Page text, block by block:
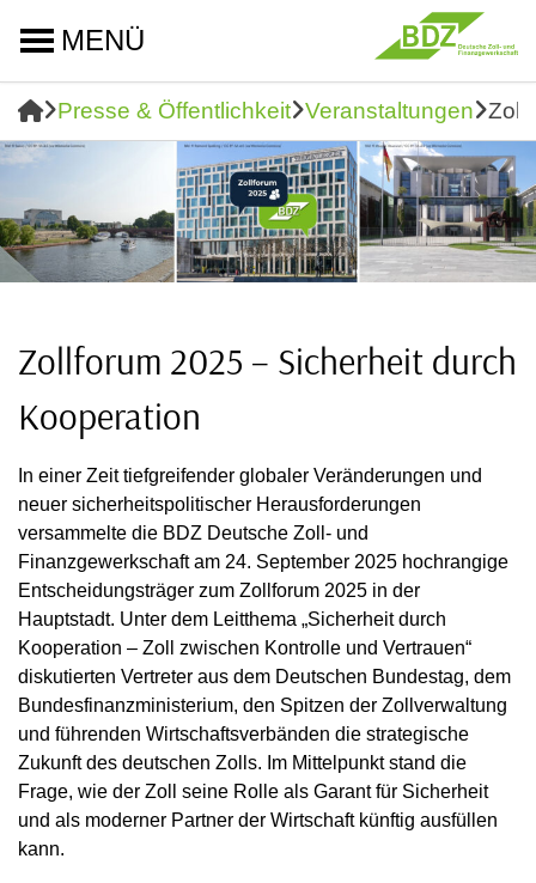
MENÜ
Presse & Öffentlichkeit Veranstaltungen
Zollforum 2025 – Sicherheit durch
Kooperation
In einer Zeit tiefgreifender globaler Veränderungen und
neuer sicherheitspolitischer Herausforderungen
versammelte die BDZ Deutsche Zoll- und
Finanzgewerkschaft am 24. September 2025 hochrangige
Entscheidungsträger zum Zollforum 2025 in der
Hauptstadt. Unter dem Leitthema „Sicherheit durch
Kooperation – Zoll zwischen Kontrolle und Vertrauen“
diskutierten Vertreter aus dem Deutschen Bundestag, dem
Bundesfinanzministerium, den Spitzen der Zollverwaltung
und führenden Wirtschaftsverbänden die strategische
Zukunft des deutschen Zolls. Im Mittelpunkt stand die
Frage, wie der Zoll seine Rolle als Garant für Sicherheit
und als moderner Partner der Wirtschaft künftig ausfüllen
kann.